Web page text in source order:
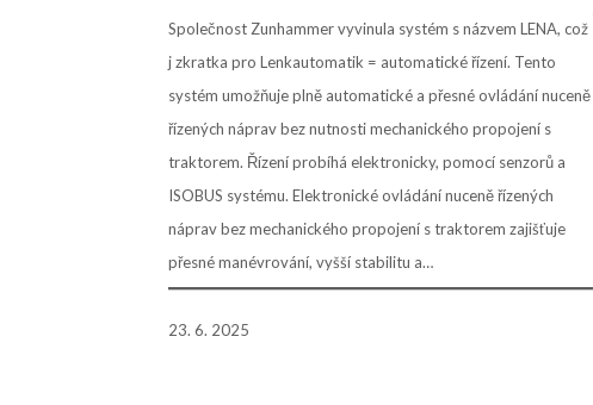
Společnost Zunhammer vyvinula systém s názvem LENA, což
j zkratka pro Lenkautomatik = automatické řízení. Tento
systém umožňuje plně automatické a přesné ovládání nuceně
řízených náprav bez nutnosti mechanického propojení s
traktorem. Řízení probíhá elektronicky, pomocí senzorů a
ISOBUS systému. Elektronické ovládání nuceně řízených
náprav bez mechanického propojení s traktorem zajišťuje
přesné manévrování, vyšší stabilitu a…
23. 6. 2025